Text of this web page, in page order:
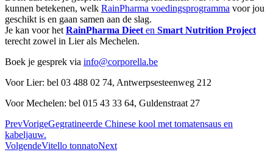
kunnen betekenen, welk RainPharma voedingsprogramma voor jou
geschikt is en gaan samen aan de slag.
Je kan voor het RainPharma Dieet en Smart Nutrition Project
terecht zowel in Lier als Mechelen.
Boek je gesprek via info@corporella.be
Voor Lier: bel 03 488 02 74, Antwerpsesteenweg 212
Voor Mechelen: bel 015 43 33 64, Guldenstraat 27
PrevVorigeGegratineerde Chinese kool met tomatensaus en
kabeljauw.
VolgendeVitello tonnatoNext